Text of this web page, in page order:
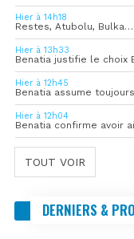
Hier à 14h18
Hier à 13h33
Benatia justifie le choix
Hier à 12h45
Benatia assume
Hier à 12h04
Benatia confirme avoir
TOUT VOIR
DERNIERS &